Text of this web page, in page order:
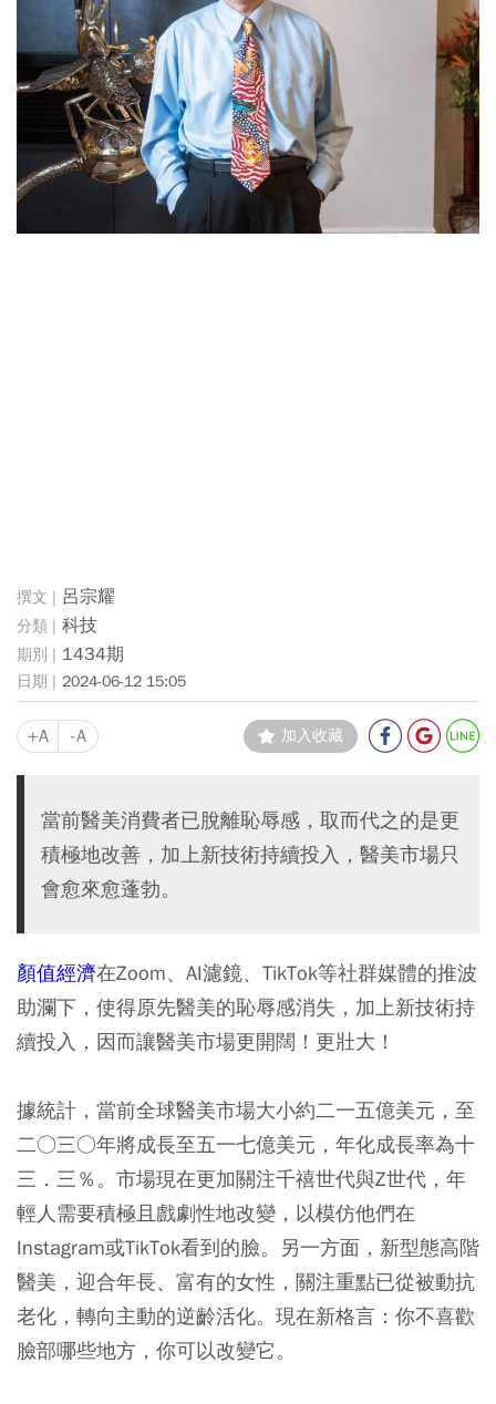
呂宗耀
科技
1434期
2024-06-12 15:05
+A -A 加入收藏
當前醫美消費者已脫離恥辱感，取而代之的是更
積極地改善，加上新技術持續投入，醫美市場只
會愈來愈蓬勃。
顏值經濟在Zoom、AI濾鏡、TikTok等社群媒體的推波
助瀾下，使得原先醫美的恥辱感消失，加上新技術持
續投入，因而讓醫美市場更開闊！更壯大！
據統計，當前全球醫美市場大小約二一五億美元，至
二○三○年將成長至五一七億美元，年化成長率為十
三．三％。市場現在更加關注千禧世代與Z世代，年
輕人需要積極且戲劇性地改變，以模仿他們在
Instagram或TikTok看到的臉。另一方面，新型態高階
醫美，迎合年長、富有的女性，關注重點已從被動抗
老化，轉向主動的逆齡活化。現在新格言：你不喜歡
臉部哪些地方，你可以改變它。